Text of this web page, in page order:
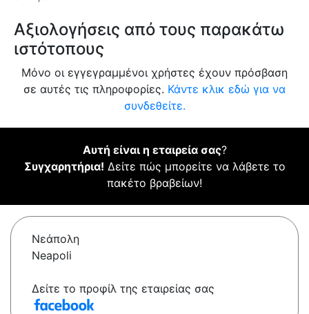
Αξιολογήσεις από τους παρακάτω
ιστότοπους
Μόνο οι εγγεγραμμένοι χρήστες έχουν πρόσβαση
σε αυτές τις πληροφορίες. Κάντε κλικ εδώ για να
συνδεθείτε.
Αυτή είναι η εταιρεία σας?
Συγχαρητήρια! Δείτε πώς μπορείτε να λάβετε το
πακέτο βραβείων!
Νεάπολη
Neapoli
Δείτε το προφίλ της εταιρείας σας